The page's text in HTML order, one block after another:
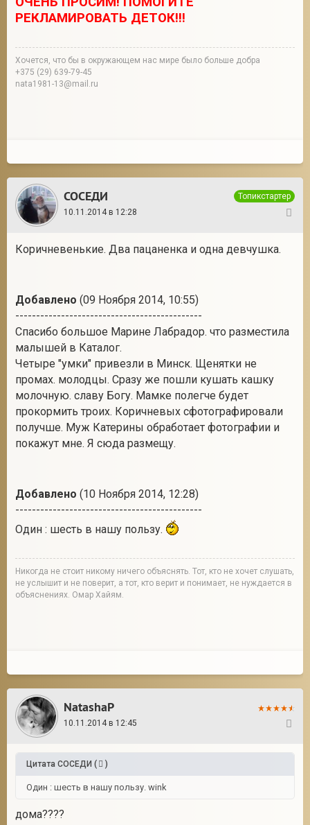
РЕКЛАМИРОВАТЬ ДЕТОК!!!
Хочется, что бы в окружающем нас мире было больше добра
+375 (29) 639-79-45
nata1981-13@mail.ru
СОСЕДИ
Топикстартер
10.11.2014 в 12:28
Коричневенькие. Два пацаненка и одна девчушка.
Добавлено (09 Ноября 2014, 10:55)
---------------------------------------------
Спасибо большое Марине Лабрадор. что разместила
малышей в Каталог.
Четыре "умки" привезли в Минск. Щенятки не
промах. молодцы. Сразу же пошли кушать кашку
молочную. славу Богу. Мамке полегче будет
прокормить троих. Коричневых сфотографировали
получше. Муж Катерины обработает фотографии и
покажут мне. Я сюда размещу.
Добавлено (10 Ноября 2014, 12:28)
---------------------------------------------
Один : шесть в нашу пользу.
Никогда не стоит никому ничего объяснять. Тот, кто не хочет слушать,
не услышит и не поверит, а тот, кто верит и понимает, не нуждается в
объяснениях. Омар Хайям.
NatashaP
10.11.2014 в 12:45
Цитата СОСЕДИ ( )
Один : шесть в нашу пользу. wink
дома????